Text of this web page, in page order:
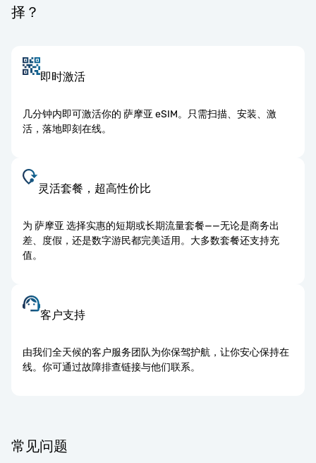
择？
即时激活
几分钟内即可激活你的 萨摩亚 eSIM。只需扫描、安装、激
活，落地即刻在线。
灵活套餐，超高性价比
为 萨摩亚 选择实惠的短期或长期流量套餐——无论是商务出
差、度假，还是数字游民都完美适用。大多数套餐还支持充
值。
客户支持
由我们全天候的客户服务团队为你保驾护航，让你安心保持在
线。你可通过故障排查链接与他们联系。
常见问题